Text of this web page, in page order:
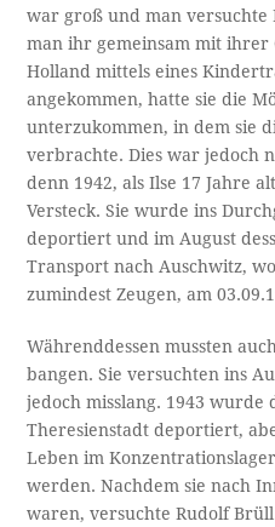
war groß und man versuchte
man ihr gemeinsam mit ihrer
Holland mittels eines
angekommen, hatte sie die
unterzukommen, in dem sie
verbrachte. Dies war jedoch
denn 1942, als Ilse 17 Jahre
Versteck. Sie wurde ins
deportiert und im August
Transport nach Auschwitz,
zumindest Zeugen, am
Währenddessen mussten
bangen. Sie versuchten ins
jedoch misslang. 1943 wurde
Theresienstadt deportiert,
Leben im
werden. Nachdem sie nach
waren, versuchte Rudolf